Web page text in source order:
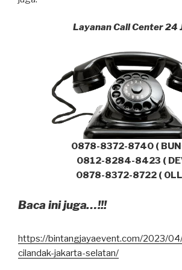
Layanan Call Center 24
0878-8372-8740 (
0812-8284-8423 (
0878-8372-8722 (
Baca ini juga…!!!
https://bintangjayaevent.com/2023/
cilandak-jakarta-selatan/